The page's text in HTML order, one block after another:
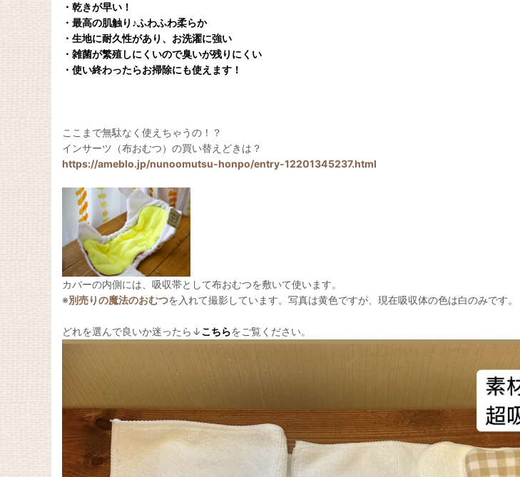
・乾きが早い！
・最高の肌触り♪ふわふわ柔らか
・生地に耐久性があり、お洗濯に強い
・雑菌が繁殖しにくいので臭いが残りにくい
・使い終わったらお掃除にも使えます！
ここまで無駄なく使えちゃうの！？
インサーツ（布おむつ）の買い替えどきは？
https://ameblo.jp/nunoomutsu-honpo/entry-12201345237.html
カバーの内側には、吸収帯として布おむつを敷いて使います。
※別売りの魔法のおむつを入れて撮影しています。写真は黄色ですが、現在吸収体の色は白のみです。
どれを選んで良いか迷ったら↓こちらをご覧ください。